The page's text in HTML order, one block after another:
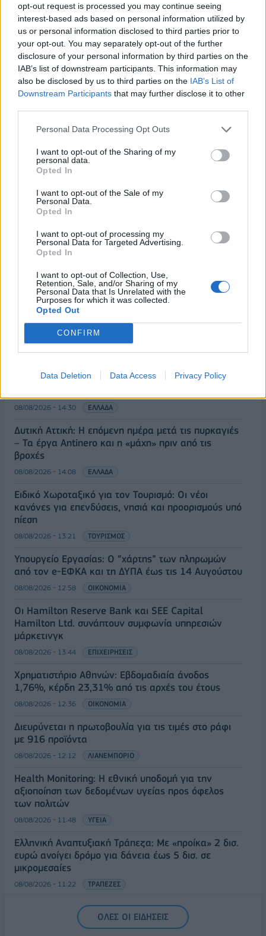
opt-out request is processed you may continue seeing
interest-based ads based on personal information utilized by
us or personal information disclosed to third parties prior to
your opt-out. You may separately opt-out of the further
disclosure of your personal information by third parties on the
IAB’s list of downstream participants. This information may
also be disclosed by us to third parties on the IAB’s List of
Downstream Participants that may further disclose it to other
Personal Data Processing Opt Outs
I want to opt-out of the Sharing of my
personal data.
Opted In
I want to opt-out of the Sale of my
Personal Data.
Opted In
I want to opt-out of processing my
Personal Data for Targeted Advertising.
Opted In
I want to opt-out of Collection, Use,
Retention, Sale, and/or Sharing of my
Personal Data that Is Unrelated with the
Purposes for which it was collected.
Opted Out
CONFIRM
Data Deletion Data Access Privacy Policy
Η Ρωσία κλιμακώνει τις
πιέσεις στην Αρμενία
Ιουνίου
28/05/2026 - 15:55
Γαλλία: Η UNESCO να
επαναφέρει το ζήτημα της
Παρθενώνα στην Ελλάδα
28/05/2026 - 16:38
ΡΟΗ ΕΙΔΗΣΕΩΝ
56.000 επιβάτες αναχωρούν σήμερα από τα
08/08/2026 - 14:30 ΕΛΛΑΔΑ
Δυτική Αττική: Η επόμενη ημέρα μετά τις πυρκαγιές
– Τα έργα Antinero και η «μάχη» πριν από τις
βροχές
08/08/2026 - 14:08 ΕΛΛΑΔΑ
Ειδικό Χωροταξικό για τον Τουρισμό: Οι νέοι
κανόνες για επενδύσεις, νησιά και προορισμούς υπό
πίεση
08/08/2026 - 13:21 ΤΟΥΡΙΣΜΟΣ
Υπουργείο Εργασίας: Ο “χάρτης” των πληρωμών
από τον e-ΕΦΚΑ και τη ΔΥΠΑ έως τις 14 Αυγούστου
08/08/2026 - 12:58 ΟΙΚΟΝΟΜΙΑ
Οι Hamilton Reserve Bank και SEE Capital
Hamilton Ltd. συνάπτουν συμφωνία υπηρεσιών
μάρκετινγκ
08/08/2026 - 13:44 ΕΠΙΧΕΙΡΗΣΕΙΣ
Χρηματιστήριο Αθηνών: Εβδομαδιαία άνοδος
1,76%, κέρδη 23,31% από τις αρχές του έτους
08/08/2026 - 12:36 ΟΙΚΟΝΟΜΙΑ
Διευρύνεται η πρωτοβουλία για τις τιμές στο ράφι
με 916 προϊόντα
08/08/2026 - 12:12 ΛΙΑΝΕΜΠΟΡΙΟ
Health Monitoring: Η εθνική υποδομή για την
αξιοποίηση των δεδομένων υγείας προς όφελος
των πολιτών
08/08/2026 - 11:48 ΥΓΕΙΑ
Ελληνική Αναπτυξιακή Τράπεζα: Με «προίκα» 2 δισ.
ευρώ ανοίγει δρόμο για δάνεια έως 5 δισ. σε
μικρομεσαίες
08/08/2026 - 11:22 ΤΡΑΠΕΖΕΣ
5G παντού, 6G στον ορίζοντα: Πού βρίσκεται η
Ελλάδα στη μεγάλη τεχνολογική μετάβαση
ΟΛΕΣ ΟΙ ΕΙΔΗΣΕΙΣ